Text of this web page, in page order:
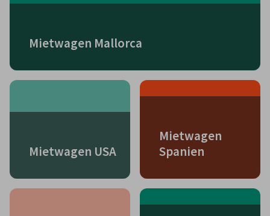
Mietwagen Mallorca
Mietwagen USA
Mietwagen
Spanien